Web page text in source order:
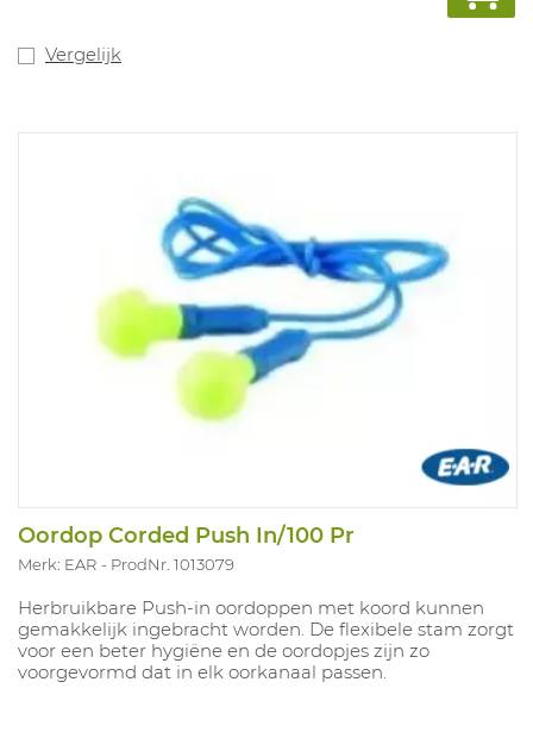
Vergelijk
Oordop Corded Push In/100 Pr
Merk: EAR ProdNr. 1013079
Herbruikbare Push-in oordoppen met koord kunnen
gemakkelijk ingebracht worden. De flexibele stam zorgt
voor een beter hygiëne en de oordopjes zijn zo
voorgevormd dat in elk oorkanaal passen.